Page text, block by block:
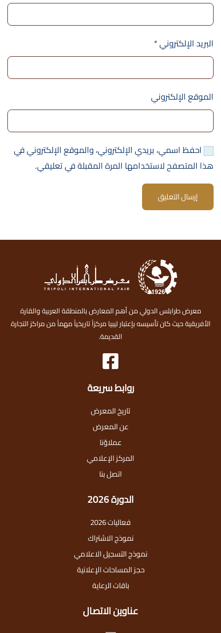
البريد الإلكتروني*
الموقع الإلكتروني
احفظ اسمي، بريدي الإلكتروني، والموقع الإلكتروني في
هذا المتصفح لاستخدامها المرة المقبلة في تعليقي.
إرسال التعليق
معرض طرابلس الدولي من أهم المعارض بالمنطقة العربية والقارة
الأفريقية حيث كان تأسيسه بإعتبار ليبيا مركزاً تاريخياً مهماً من مراكز التجارة
القديمة.
روابط سريعة
تاريخ المعرض
عن المعرض
عملاؤنا
المركز الإعلامي
اتصل بنا
الدورة 2026
فعاليات 2026
نموذج الاشتراك
نموذج التسجيل الاعلامي
حجز المساحات الإعلانية
باقات الرعاية
عناوين الاتصال